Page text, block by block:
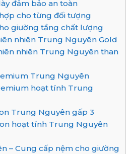
đảm bảo an toàn
cho từng đối tượng
giường tầng chất lượng
nhiên Trung Nguyên Gold
nhiên Trung Nguyên than
Trung Nguyên
hoạt tính Trung
Trung Nguyên gấp 3
hoạt tính Trung Nguyên
– Cung cấp nệm cho giường